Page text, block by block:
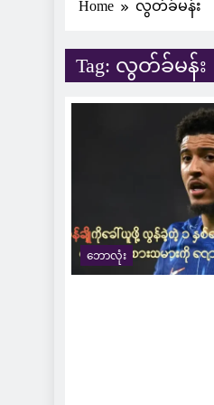
Home လွတ်ခ်မန်း
Tag: လွတ်ခ်မန်း
ဘောလုံး